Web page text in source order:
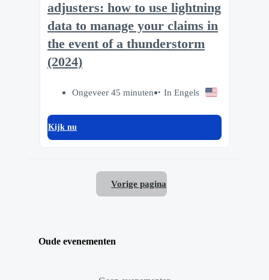
adjusters: how to use lightning
data to manage your claims in
the event of a thunderstorm
(2024)
Ongeveer 45 minuten In Engels
Kijk nu
Vorige pagina
Oude evenementen